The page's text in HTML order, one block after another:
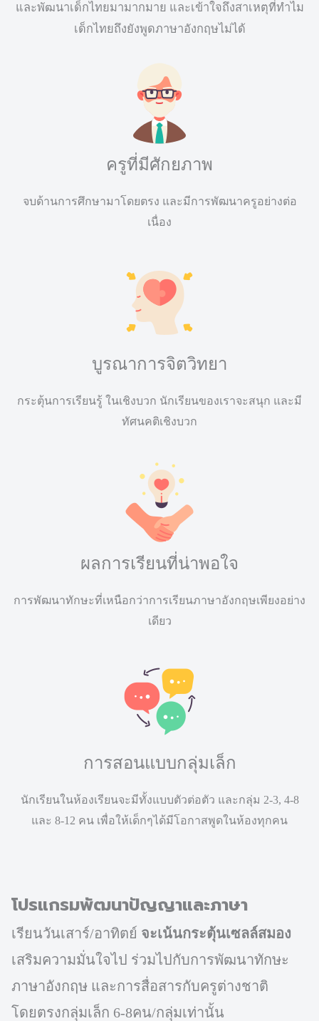
และพัฒนาเด็กไทยมามากมาย และเข้าใจถึงสาเหตุที่ทำไม
เด็กไทยถึงยังพูดภาษาอังกฤษไม่ได้
ครูที่มีศักยภาพ
จบด้านการศึกษามาโดยตรง และมีการพัฒนาครูอย่างต่อ
เนื่อง
บูรณาการจิตวิทยา
กระตุ้นการเรียนรู้ ในเชิงบวก นักเรียนของเราจะสนุก และมี
ทัศนคติเชิงบวก
ผลการเรียนที่น่าพอใจ
การพัฒนาทักษะที่เหนือกว่าการเรียนภาษาอังกฤษเพียงอย่าง
เดียว
การสอนแบบกลุ่มเล็ก
นักเรียนในห้องเรียนจะมีทั้งแบบตัวต่อตัว และกลุ่ม 2-3, 4-8
และ 8-12 คน เพื่อให้เด็กๆได้มีโอกาสพูดในห้องทุกคน
โปรแกรมพัฒนาปัญญาและภาษา
เรียนวันเสาร์​/อาทิตย์​ จะเน้นกระตุ้นเซลล์สมอง
เสริมความมั่นใจไป​ ร่วมไปกับการพัฒนาทักษะ
ภาษาอังกฤษ​ และการสื่อสารกับครูต่างชาติ
โดยตรงกลุ่มเล็ก​ 6-8คน/กลุ่มเท่านั้น​